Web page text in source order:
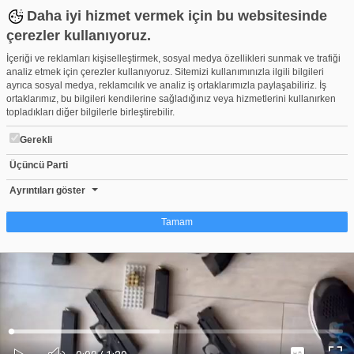
Daha iyi hizmet vermek için bu websitesinde
çerezler kullanıyoruz.
İçeriği ve reklamları kişiselleştirmek, sosyal medya özellikleri sunmak ve trafiği
analiz etmek için çerezler kullanıyoruz. Sitemizi kullanımınızla ilgili bilgileri
ayrıca sosyal medya, reklamcılık ve analiz iş ortaklarımızla paylaşabiliriz. İş
ortaklarımız, bu bilgileri kendilerine sağladığınız veya hizmetlerini kullanırken
topladıkları diğer bilgilerle birleştirebilir.
Gerekli
Üçüncü Parti
Ayrıntıları göster
Tamam
Çerez nedir?
Çerezler, web-sitelerinin, kullanıcıların deneyimlerini daha verimli hale getirmek
amacıyla kullandığı küçük metin dosyalarıdır. Yasalara göre, bu sitenin
işletilmesi için kesinlikle gerekli olan çerezleri cihazınıza yerleştirebiliyoruz.
Diğer çerez türleri için sizden izin almamız gerekiyor. Bu site farklı çerez türleri
kullanmaktadır. Bazı çerezler, sayfalarımızda yer alan üçüncü şahıs hizmetleri
tarafından yerleştirilir. İzniniz şu alanlar için geçerlidir: web.tv
Ses
Yüklendi:
0%
Yükleniyor:
6 ilde Kuyu-9 Operasyonları... Bakan Yerlikaya: 2 suç örgütü